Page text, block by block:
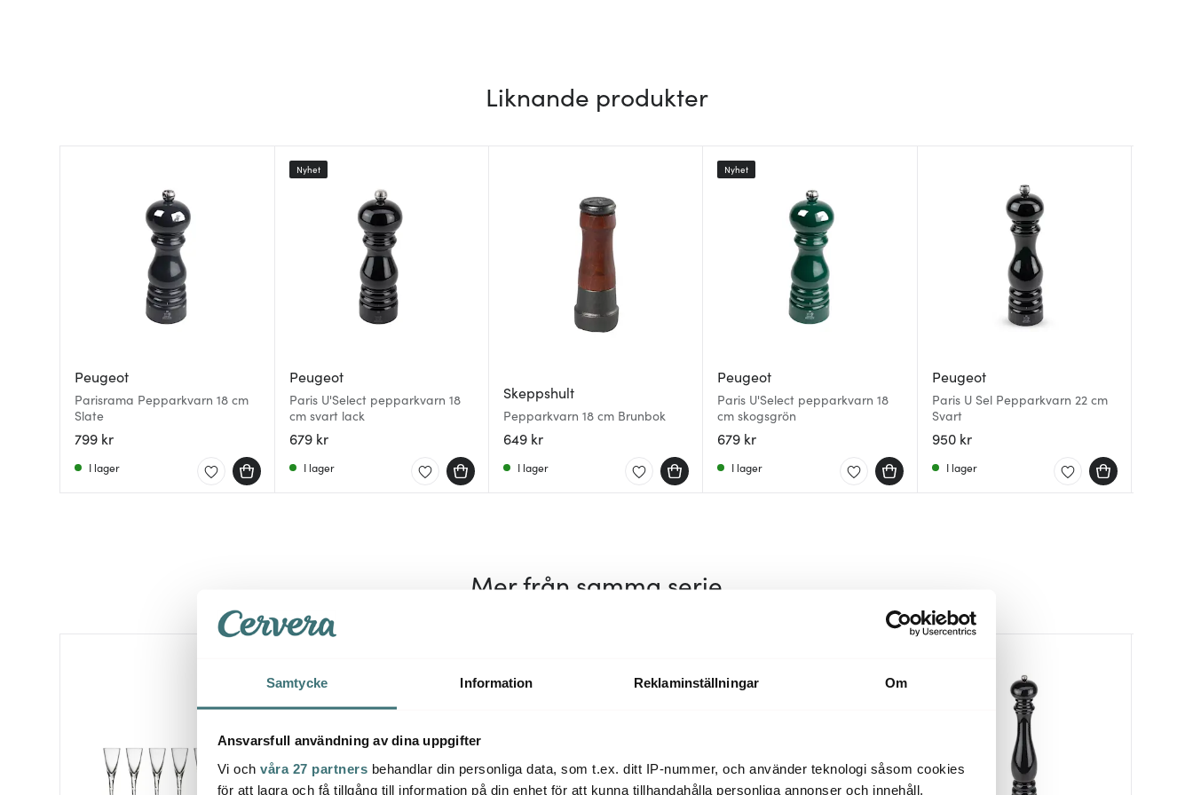
Samtycke Information Reklaminställningar Om
Ansvarsfull användning av dina uppgifter
Vi och våra 27 partners behandlar din personliga data, som t.ex. ditt IP-nummer, och använder teknologi såsom cookies
för att lagra och få tillgång till information på din enhet för att kunna tillhandahålla personliga annonser och innehåll,
Liknande produkter
Peugeot
Parisrama Pepparkvarn 18 cm
Slate
799 kr
I lager
Peugeot
Paris U'Select pepparkvarn 18
cm svart lack
679 kr
Nyhet
I lager
Skeppshult
Pepparkvarn 18 cm Brunbok
649 kr
I lager
Peugeot
Paris U'Select pepparkvarn 18
cm skogsgrön
679 kr
Nyhet
I lager
Peugeot
Paris U Sel Pepparkvarn 22 cm
Svart
950 kr
I lager
Mer från samma serie